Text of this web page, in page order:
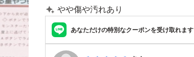
やや傷や汚れあり
あなただけの特別なクーポンを受け取れます